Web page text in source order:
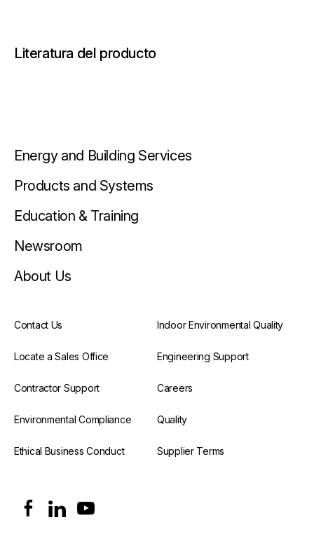
Literatura del producto
Energy and Building Services
Products and Systems
Education & Training
Newsroom
About Us
Contact Us Indoor Environmental Quality
Locate a Sales Office Engineering Support
Contractor Support Careers
Environmental Compliance Quality
Ethical Business Conduct Supplier Terms